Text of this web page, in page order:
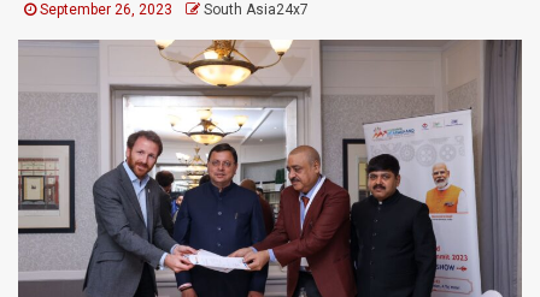
September 26, 2023 South Asia24x7